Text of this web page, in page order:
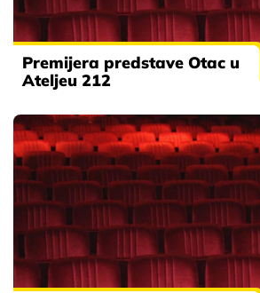
Premijera predstave Otac u
Ateljeu 212